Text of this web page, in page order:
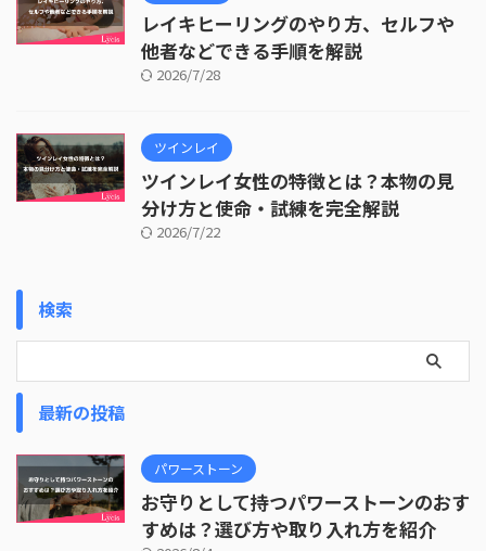
レイキヒーリングのやり方、セルフや
他者などできる手順を解説
2026/7/28
ツインレイ
ツインレイ女性の特徴とは？本物の見
分け方と使命・試練を完全解説
2026/7/22
検索
最新の投稿
パワーストーン
お守りとして持つパワーストーンのおす
すめは？選び方や取り入れ方を紹介